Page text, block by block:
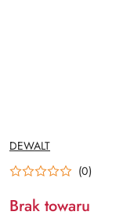
NAZWA
PRODUCENTA:
DEWALT
(0)
Brak towaru